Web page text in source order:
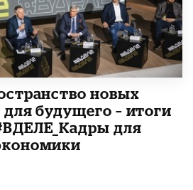
новых
будущего – итоги
для